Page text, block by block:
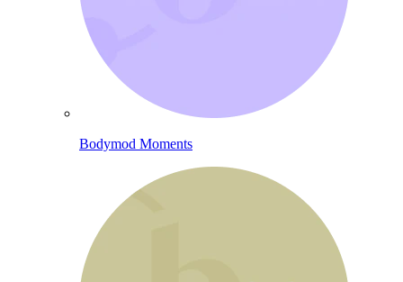
Bodymod Moments